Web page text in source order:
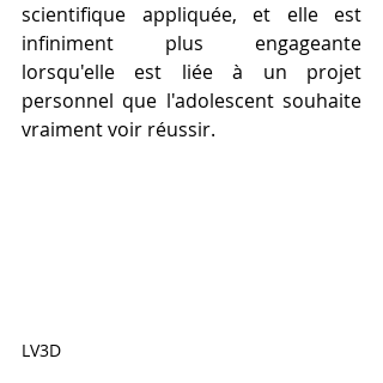
scientifique appliquée, et elle est
infiniment plus engageante
lorsqu'elle est liée à un projet
personnel que l'adolescent souhaite
vraiment voir réussir.
LV3D